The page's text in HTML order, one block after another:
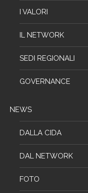
I VALORI
IL NETWORK
SEDI REGIONALI
GOVERNANCE
NEWS
DALLA CIDA
DAL NETWORK
FOTO